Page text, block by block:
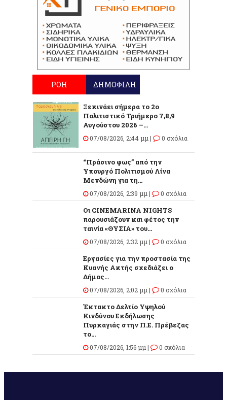
ΡΟΗ ΔΗΜΟΦΙΛΗ
Ξεκινάει σήμερα το 2ο
Πολιτιστικό Τριήμερο 7,8,9
Αυγούστου 2026 –...
07/08/2026, 2:44 μμ | 0 σχόλια
“Πράσινο φως” από την
Υπουργό Πολιτισμού Λίνα
Μενδώνη για τη...
07/08/2026, 2:39 μμ | 0 σχόλια
Οι CINEMARINA NIGHTS
παρουσιάζουν και φέτος την
ταινία «ΘΥΣΙΑ» του...
07/08/2026, 2:32 μμ | 0 σχόλια
Εργασίες για την προστασία της
Κυανής Ακτής σχεδιάζει ο
Δήμος...
07/08/2026, 2:02 μμ | 0 σχόλια
Έκτακτο Δελτίο Υψηλού
Κινδύνου Εκδήλωσης
Πυρκαγιάς στην Π.Ε. Πρέβεζας
το...
07/08/2026, 1:56 μμ | 0 σχόλια